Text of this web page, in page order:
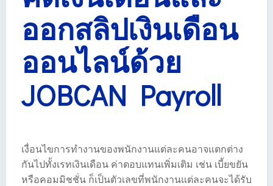
ออกสลิปเงินเดือน
ออนไลน์ด้วย
JOBCAN Payroll
เงื่อนไขการทำงานของพนักงานแต่ละคนอาจแตกต่าง
กันไปทั้งเรทเงินเดือน ค่าตอบแทนเพิ่มเติม เช่น เบี้ยขยัน
หรือคอมมิชชั่น ก็เป็นตัวเลขที่พนักงานแต่ละคนจะได้รับ